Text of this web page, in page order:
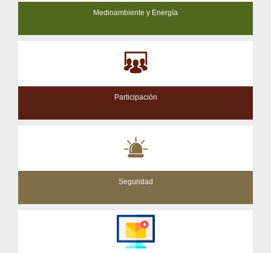
Medioambiente y Energía
Participación
Seguridad